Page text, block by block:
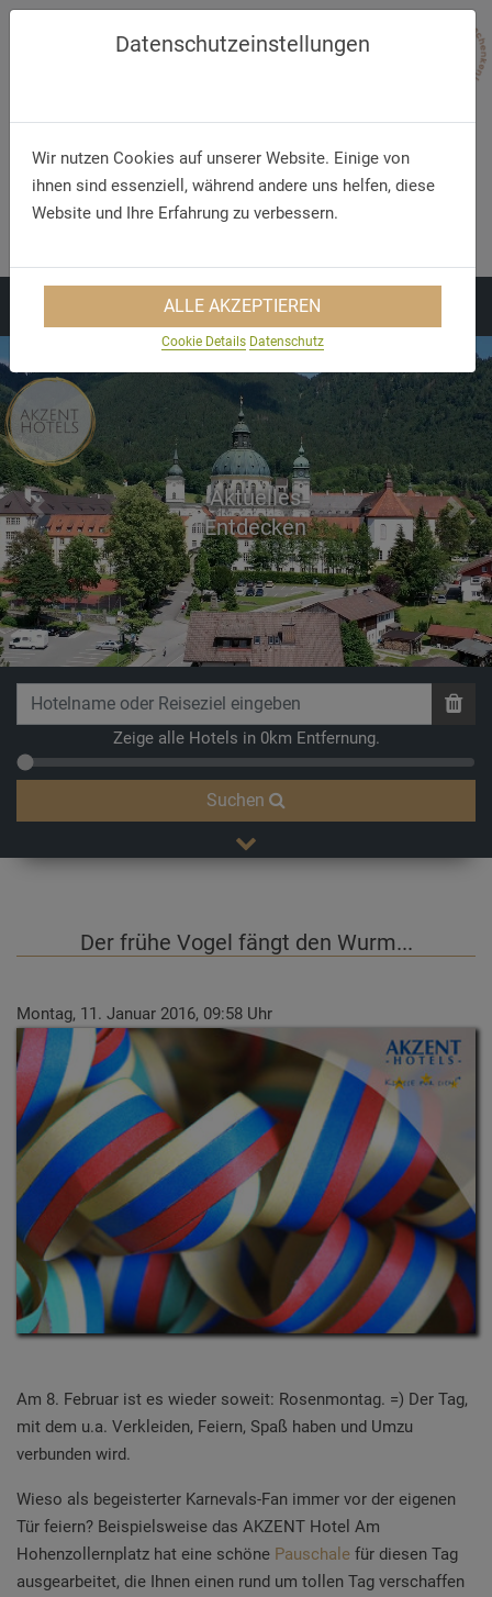
Anmelden Registrieren
Telefon/WhatsApp
Aktuelles
Entdecken
Previous Next
Zeige alle Hotels in 0km Entfernung.
Suchen
Der frühe Vogel fängt den Wurm...
Montag, 11. Januar 2016, 09:58 Uhr
Am 8. Februar ist es wieder soweit: Rosenmontag. =) Der Tag,
mit dem u.a. Verkleiden, Feiern, Spaß haben und Umzu
verbunden wird.
Wieso als begeisterter Karnevals-Fan immer vor der eigenen
Tür feiern? Beispielsweise das AKZENT Hotel Am
Hohenzollernplatz hat eine schöne Pauschale für diesen Tag
ausgearbeitet, die Ihnen einen rund um tollen Tag verschaffen
Datenschutzeinstellungen
Wir nutzen Cookies auf unserer Website. Einige von
ihnen sind essenziell, während andere uns helfen, diese
Website und Ihre Erfahrung zu verbessern.
ALLE AKZEPTIEREN
Cookie Details Datenschutz